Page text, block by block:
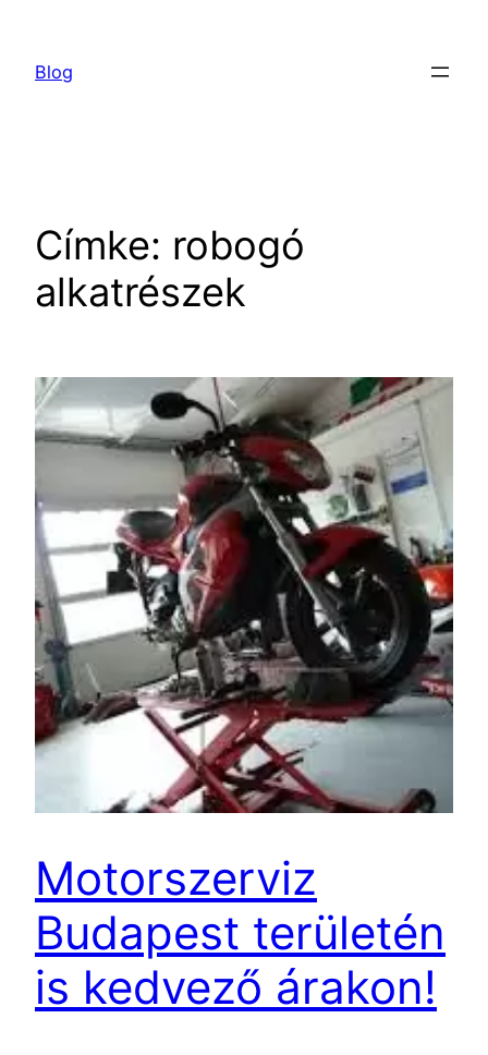
tartalomhoz
Blog
Címke: robogó
alkatrészek
Motorszerviz
Budapest területén
is kedvező árakon!